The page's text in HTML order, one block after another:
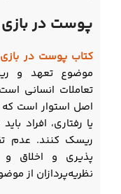
پوست در بازی
کتاب پوست در بازی
موضوع تعهد و
تعاملات انسانی
اصل استوار است
یا رفتاری، افراد
ریسک کنند. عدم
پذیری و اخلاق و
نظریه‌پردازان از